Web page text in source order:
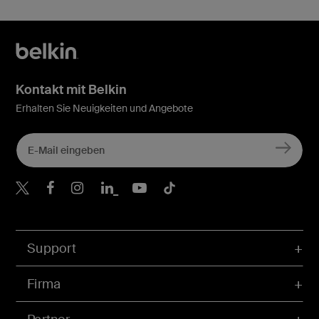
Support
Firma
Kontakt mit Belkin
Erhalten Sie Neuigkeiten und Angebote
Belkin Twitter
Belkin Facebook
Belkin Instagram
Belkin LinkedIn
Belkin Youtube
Belkin TikTok